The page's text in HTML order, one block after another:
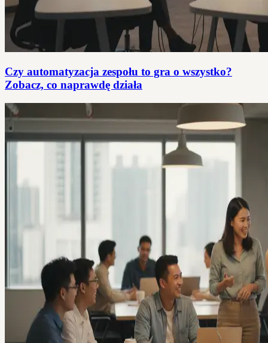
Czy automatyzacja zespołu to gra o wszystko?
Zobacz, co naprawdę działa